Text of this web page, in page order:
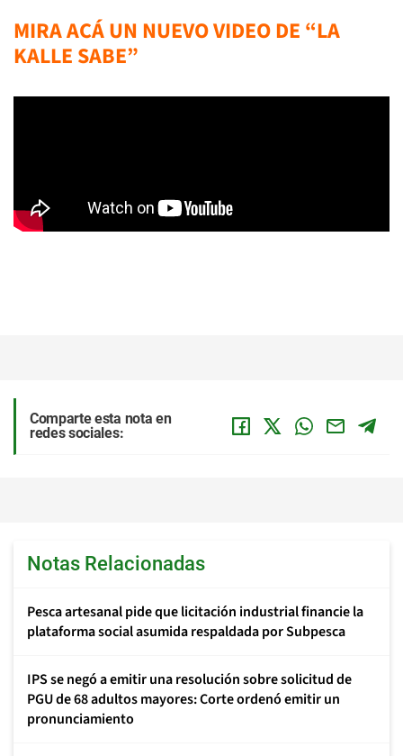
MIRA ACÁ UN NUEVO VIDEO DE “LA
KALLE SABE”
Comparte esta nota en
redes sociales:
Notas Relacionadas
Pesca artesanal pide que licitación industrial financie la
plataforma social asumida respaldada por Subpesca
IPS se negó a emitir una resolución sobre solicitud de
PGU de 68 adultos mayores: Corte ordenó emitir un
pronunciamiento